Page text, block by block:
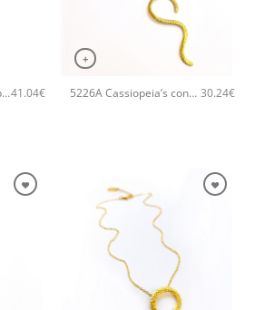
5418A Pyramid small spiral χειροποίητο κολιέ Catherine bijoux Ασημί41.04€
+
5226A Cassiopeia’s constellation χειροποίητο κολιέ Catherine bijoux Χρυσό 30.24€